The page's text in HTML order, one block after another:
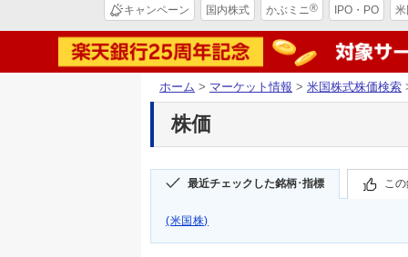
キャンペーン 国内株式 かぶミニ® IPO・PO
ホーム > マーケット情報 > 米国株式株価検索
株価
最近チェックした銘柄･指標 こ
(米国株)